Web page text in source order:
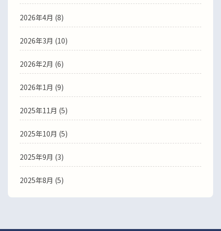
2026年4月 (8)
2026年3月 (10)
2026年2月 (6)
2026年1月 (9)
2025年11月 (5)
2025年10月 (5)
2025年9月 (3)
2025年8月 (5)